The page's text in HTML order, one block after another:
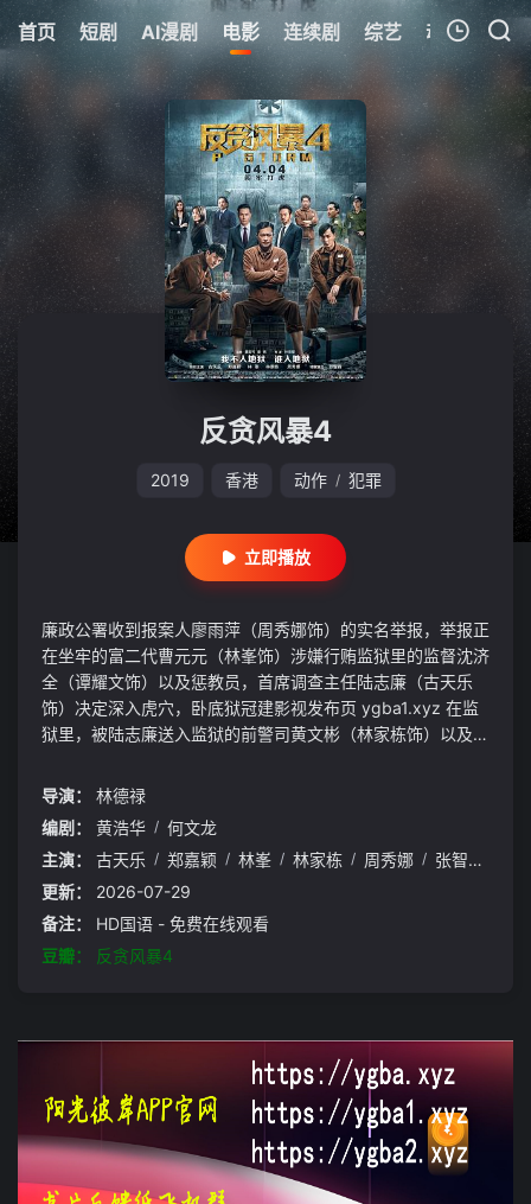
首页 短剧 AI漫剧 电影 连续剧 综艺 动漫
我的观影记录
暂无观看影片的记录
反贪风暴4
2019 香港 动作 / 犯罪
立即播放
廉政公署收到报案人廖雨萍（周秀娜饰）的实名举报，举报正
在坐牢的富二代曹元元（林峯饰）涉嫌行贿监狱里的监督沈济
全（谭耀文饰）以及惩教员，首席调查主任陆志廉（古天乐
饰）决定深入虎穴，卧底狱冠建影视发布页 ygba1.xyz 在监
狱里，被陆志廉送入监狱的前警司黄文彬（林家栋饰）以及曹
时监狱外的廉政公署总调查主任程德明（郑嘉颖饰）、国内反
终成功破获贪腐行贿大案。
导演：
林德禄
编剧：
黄浩华 / 何文龙
主演：
古天乐 / 郑嘉颖 / 林峯 / 林家栋 / 周秀娜 / 张智霖
更新：
2026-07-29
备注：
HD国语 - 免费在线观看
豆瓣：
反贪风暴4